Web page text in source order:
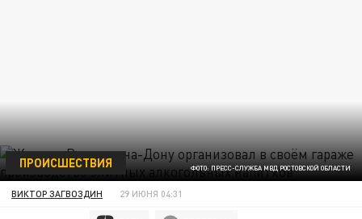
ФОТО: ПРЕСС-СЛУЖБА МВД РОСТОВСКОЙ ОБЛАСТИ
ПРОИСШЕСТВИЯ
ВИКТОР ЗАГВОЗДИН 29 ИЮНЯ 04:31